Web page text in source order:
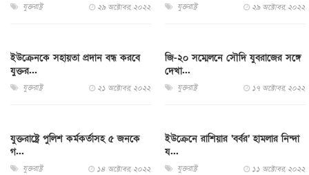
যুক্তরাষ্ট্র ২৯ অক্টোবর, ২০২২ যুক্তরাষ্ট্র ২৯ অক্টোবর, ২০২২
ইউক্রেনকে সহায়তা প্রদান বন্ধ করবে
যুক্তর...
যুক্তরাষ্ট্র ২১ অক্টোবর, ২০২২
জি-২০ সম্মেলনে সৌদি যুবরাজের সঙ্গে
দেখা...
যুক্তরাষ্ট্র ১৭ অক্টোবর, ২০২২
যুক্তরাষ্ট্রে পুলিশ কর্মকর্তাসহ ৫ জনকে
গ...
যুক্তরাষ্ট্র ১৪ অক্টোবর, ২০২২
ইউক্রেনে রাশিয়ার ‘বর্বর’ হামলার নিন্দা
য...
যুক্তরাষ্ট্র ১১ অক্টোবর, ২০২২